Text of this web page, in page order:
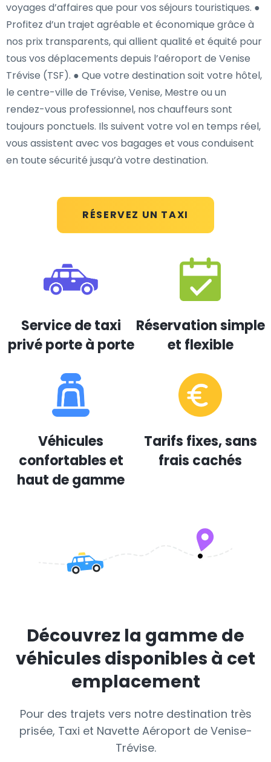
RÉSERVEZ UN TAXI
voyages d’affaires que pour vos séjours touristiques. ●
Profitez d’un trajet agréable et économique grâce à
nos prix transparents, qui allient qualité et équité pour
tous vos déplacements depuis l’aéroport de Venise
Trévise (TSF). ● Que votre destination soit votre hôtel,
le centre-ville de Trévise, Venise, Mestre ou un
rendez-vous professionnel, nos chauffeurs sont
toujours ponctuels. Ils suivent votre vol en temps réel,
vous assistent avec vos bagages et vous conduisent
en toute sécurité jusqu’à votre destination.
Service de taxi
privé porte à porte
Réservation simple
et flexible
Véhicules
confortables et
haut de gamme
Tarifs fixes, sans
frais cachés
Découvrez la gamme de
véhicules disponibles à cet
emplacement
Pour des trajets vers notre destination très
prisée, Taxi et Navette Aéroport de Venise-
Trévise.